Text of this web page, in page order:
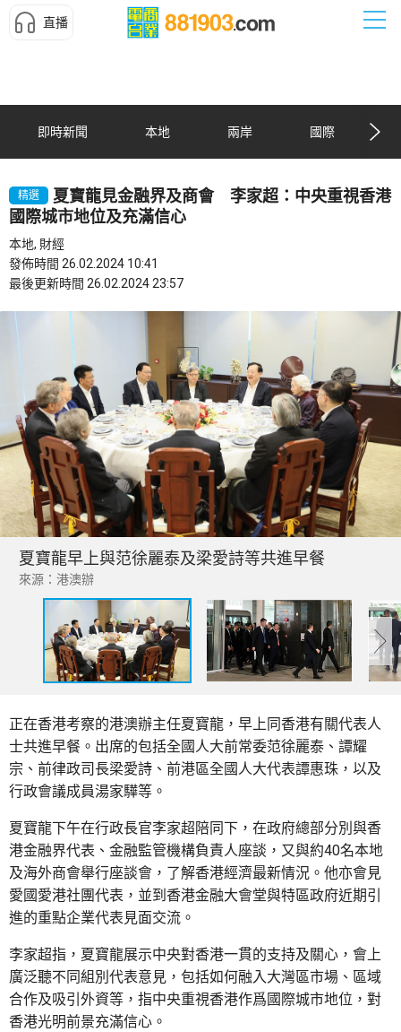
直播
即時新聞 本地 兩岸 國際
精選
夏寶龍見金融界及商會 李家超：中央重視香港
國際城市地位及充滿信心
本地, 財經
發佈時間 26.02.2024 10:41
最後更新時間 26.02.2024 23:57
夏寶龍早上與范徐麗泰及梁愛詩等共進早餐
來源：港澳辦
正在香港考察的港澳辦主任夏寶龍，早上同香港有關代表人
士共進早餐。出席的包括全國人大前常委范徐麗泰、譚耀
宗、前律政司長梁愛詩、前港區全國人大代表譚惠珠，以及
行政會議成員湯家驊等。
夏寶龍下午在行政長官李家超陪同下，在政府總部分別與香
港金融界代表、金融監管機構負責人座談，又與約40名本地
及海外商會舉行座談會，了解香港經濟最新情況。他亦會見
愛國愛港社團代表，並到香港金融大會堂與特區政府近期引
進的重點企業代表見面交流。
李家超指，夏寶龍展示中央對香港一貫的支持及關心，會上
廣泛聽不同組別代表意見，包括如何融入大灣區市場、區域
合作及吸引外資等，指中央重視香港作爲國際城市地位，對
香港光明前景充滿信心。